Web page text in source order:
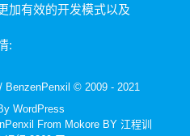
加有效的开发模式以及
:
BenzenPenxil © 2009 - 2021
WordPress
From MokoreBY 江程训